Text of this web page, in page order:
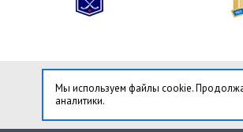
Мы используем файлы cookie.
аналитики.